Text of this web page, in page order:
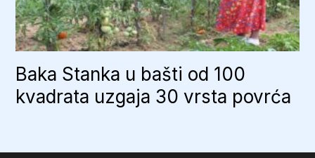
Baka Stanka u bašti od 100
kvadrata uzgaja 30 vrsta povrća